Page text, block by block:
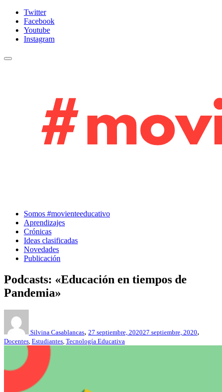
Twitter
Facebook
Youtube
Instagram
Cambiar navegación
Somos #movienteeducativo
Aprendizajes
Crónicas
Ideas clasificadas
Novedades
Publicación
Podcasts: «Educación en tiempos de
Pandemia»
Silvina Casablancas, 27 septiembre, 202027 septiembre, 2020,
Docentes Estudiantes Tecnología Educativa